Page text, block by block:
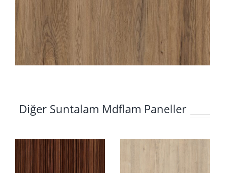
Diğer Suntalam Mdflam Paneller